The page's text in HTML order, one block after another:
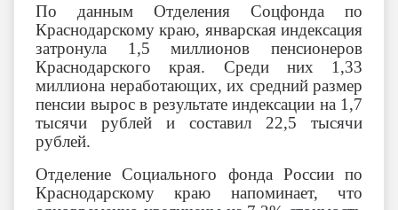
По данным Отделения Соцфонда по
Краснодарскому краю, январская индексация
затронула 1,5 миллионов пенсионеров
Краснодарского края. Среди них 1,33
миллиона неработающих, их средний размер
пенсии вырос в результате индексации на 1,7
тысячи рублей и составил 22,5 тысячи
рублей.
Отделение Социального фонда России по
Краснодарскому краю напоминает, что